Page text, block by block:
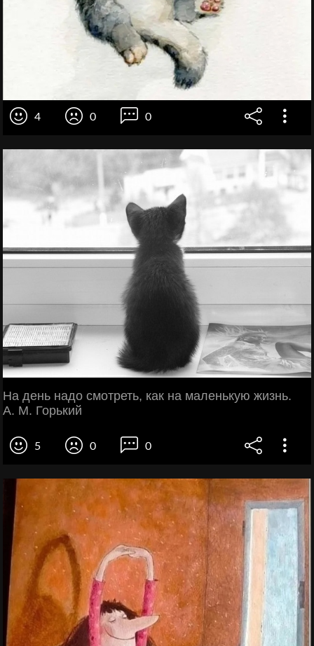
4 0 0
На день надо смотреть, как на маленькую жизнь.
А. М. Горький
5 0 0